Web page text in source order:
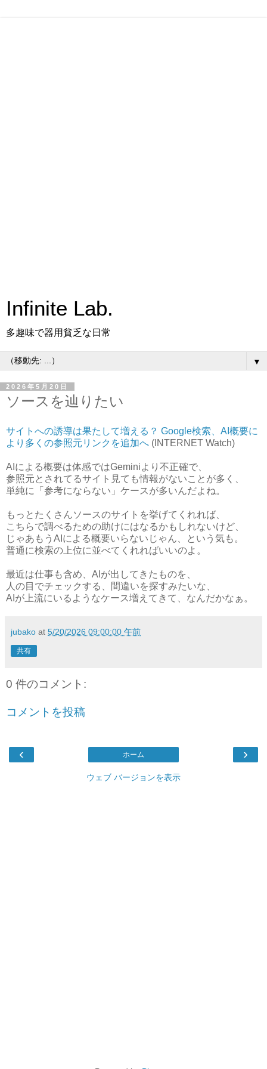
Infinite Lab.
多趣味で器用貧乏な日常
▼
2026年5月20日
ソースを辿りたい
サイトへの誘導は果たして増える？ Google検索、AI概要に
より多くの参照元リンクを追加へ (INTERNET Watch)
AIによる概要は体感ではGeminiより不正確で、
参照元とされてるサイト見ても情報がないことが多く、
単純に「参考にならない」ケースが多いんだよね。
もっとたくさんソースのサイトを挙げてくれれば、
こちらで調べるための助けにはなるかもしれないけど、
じゃあもうAIによる概要いらないじゃん、という気も。
普通に検索の上位に並べてくれればいいのよ。
最近は仕事も含め、AIが出してきたものを、
人の目でチェックする、間違いを探すみたいな、
AIが上流にいるようなケース増えてきて、なんだかなぁ。
jubako at 5/20/2026 09:00:00 午前
共有
0 件のコメント:
コメントを投稿
‹ ›
ホーム
ウェブ バージョンを表示